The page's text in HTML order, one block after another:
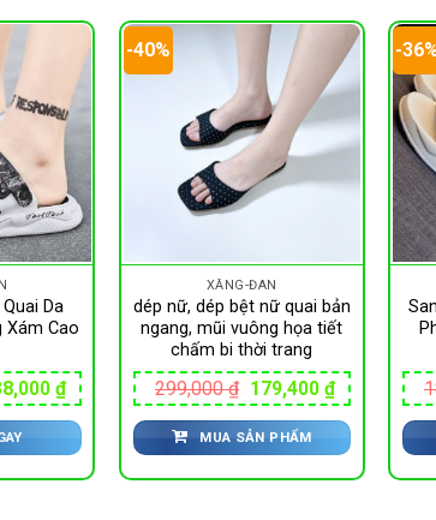
Da
Xám Cao
₫.
₫Giá
hiện
tại
là:
138,000 ₫.
-40%
XĂNG-ĐAN
dép nữ, dép bệt nữ quai bản
ngang, mũi vuông họa tiết
chấm bi thời trang
299,000₫ Giá
gốc
là:
299,000 ₫.
179,400 ₫Giá
hiện
tại
là:
179,400 ₫.
MUA SẢN PHẨM
-